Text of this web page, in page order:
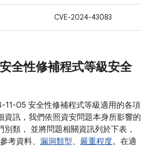
CVE-2024-43083
全性修補程式等級安全
11-05 安全性修補程式等級適用的各項
資訊，我們依照資安問題本身所影響的
別類， 並將問題相關資訊列於下表，
考資料、 漏洞類型、 嚴重程度。在適